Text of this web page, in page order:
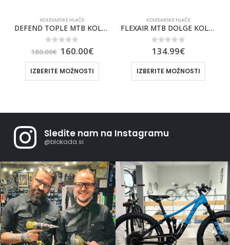
KOLESARSKE HLAČE
DEFEND TOPLE MTB KOLESARSKE HLAČE FOX [GRAPH]
out of 5
180.00€ 160.00€
IZBERITE MOŽNOSTI
KOLESARSKE HLAČE
FLEXAIR MTB DOLGE KOLESARSKE HLAČE ŠIROKE FOX [BRK]
0 out of 5
134.99€
IZBERITE MOŽNOSTI
Sledite nam na Instagramu
@blokada.si